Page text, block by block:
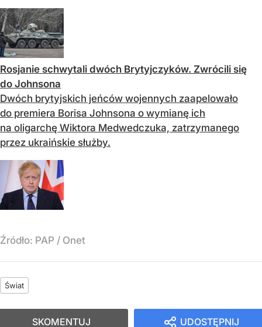
Rosjanie schwytali dwóch Brytyjczyków. Zwrócili się
do Johnsona
Dwóch brytyjskich jeńców wojennych zaapelowało
do premiera Borisa Johnsona o wymianę ich
na oligarchę Wiktora Medwedczuka, zatrzymanego
przez ukraińskie służby.
Źródło: PAP / Onet
Świat
UDOSTĘPNIJ
SKOMENTUJ